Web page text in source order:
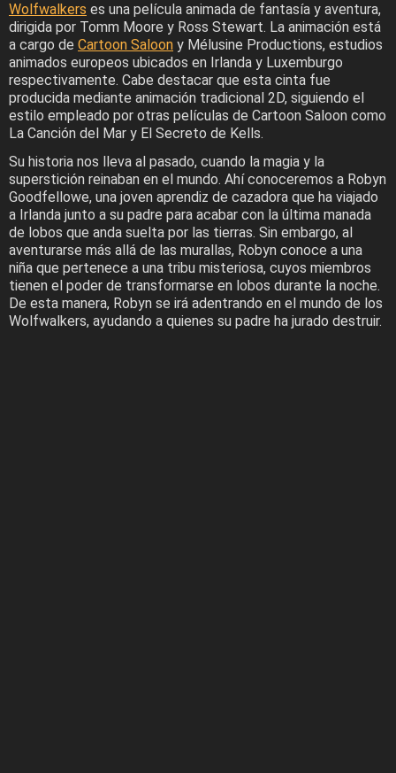
Wolfwalkers es una película animada de fantasía y aventura,
dirigida por Tomm Moore y Ross Stewart. La animación está
a cargo de Cartoon Saloon y Mélusine Productions, estudios
animados europeos ubicados en Irlanda y Luxemburgo
respectivamente. Cabe destacar que esta cinta fue
producida mediante animación tradicional 2D, siguiendo el
estilo empleado por otras películas de Cartoon Saloon como
La Canción del Mar y El Secreto de Kells.
Su historia nos lleva al pasado, cuando la magia y la
superstición reinaban en el mundo. Ahí conoceremos a Robyn
Goodfellowe, una joven aprendiz de cazadora que ha viajado
a Irlanda junto a su padre para acabar con la última manada
de lobos que anda suelta por las tierras. Sin embargo, al
aventurarse más allá de las murallas, Robyn conoce a una
niña que pertenece a una tribu misteriosa, cuyos miembros
tienen el poder de transformarse en lobos durante la noche.
De esta manera, Robyn se irá adentrando en el mundo de los
Wolfwalkers, ayudando a quienes su padre ha jurado destruir.